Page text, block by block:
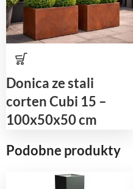
Donica ze stali
corten Cubi 15 –
100x50x50 cm
Podobne produkty